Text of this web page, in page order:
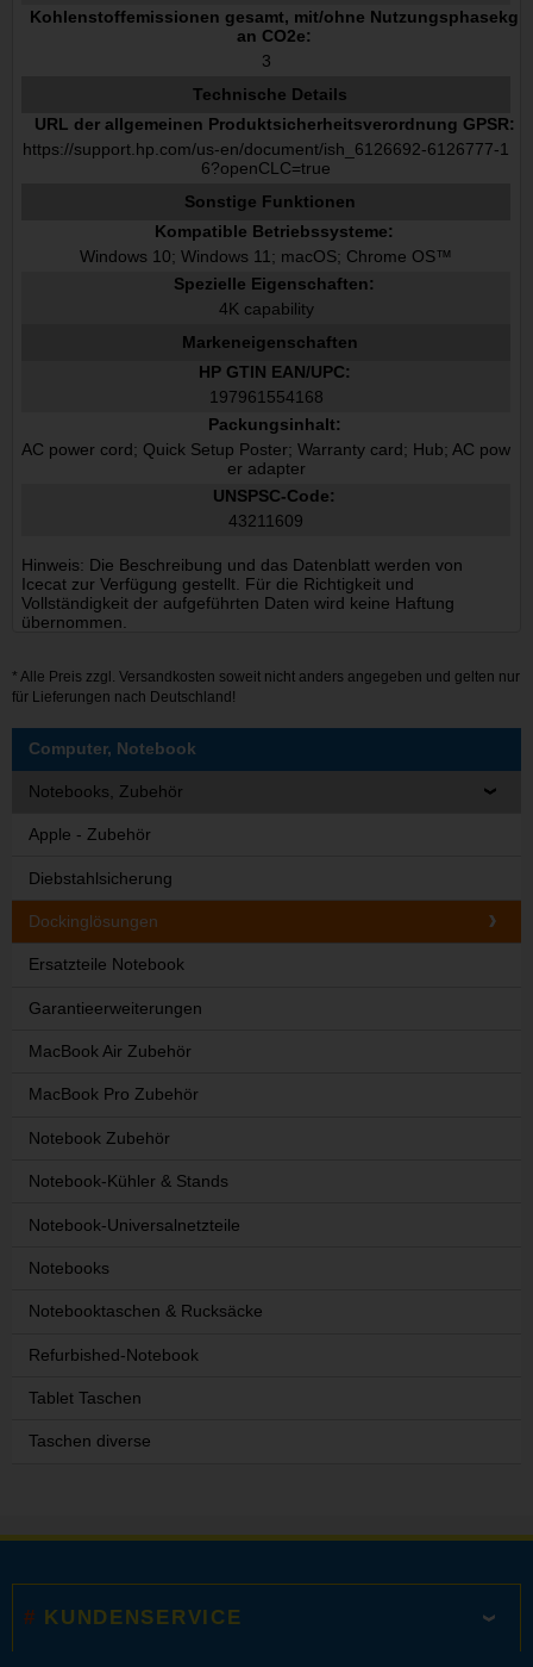
Kohlenstoffemissionen gesamt, mit/ohne Nutzungsphasekg
an CO2e:
3
Technische Details
URL der allgemeinen Produktsicherheitsverordnung GPSR:
https://support.hp.com/us-en/document/ish_6126692-6126777-1
6?openCLC=true
Sonstige Funktionen
Kompatible Betriebssysteme:
Windows 10; Windows 11; macOS; Chrome OS™
Spezielle Eigenschaften:
4K capability
Markeneigenschaften
HP GTIN EAN/UPC:
197961554168
Packungsinhalt:
AC power cord; Quick Setup Poster; Warranty card; Hub; AC pow
er adapter
UNSPSC-Code:
43211609
Hinweis: Die Beschreibung und das Datenblatt werden von
Icecat zur Verfügung gestellt. Für die Richtigkeit und
Vollständigkeit der aufgeführten Daten wird keine Haftung
übernommen.
* Alle Preis zzgl. Versandkosten soweit nicht anders angegeben und gelten nur
für Lieferungen nach Deutschland!
Computer, Notebook
Notebooks, Zubehör
Apple - Zubehör
Diebstahlsicherung
Dockinglösungen
Ersatzteile Notebook
Garantieerweiterungen
MacBook Air Zubehör
MacBook Pro Zubehör
Notebook Zubehör
Notebook-Kühler & Stands
Notebook-Universalnetzteile
Notebooks
Notebooktaschen & Rucksäcke
Refurbished-Notebook
Tablet Taschen
Taschen diverse
KUNDENSERVICE